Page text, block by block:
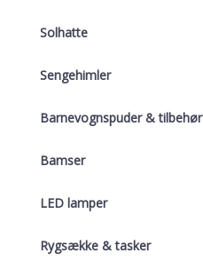
Solhatte
Sengehimler
Barnevognspuder & tilbehør
Bamser
LED lamper
Rygsække & tasker